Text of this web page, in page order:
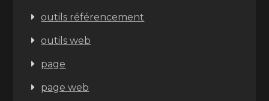
outils référencement
outils web
page
page web